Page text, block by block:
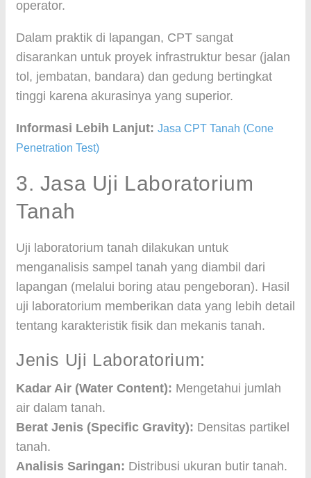
operator.
Dalam praktik di lapangan, CPT sangat
disarankan untuk proyek infrastruktur besar (jalan
tol, jembatan, bandara) dan gedung bertingkat
tinggi karena akurasinya yang superior.
Informasi Lebih Lanjut: Jasa CPT Tanah (Cone
Penetration Test)
3. Jasa Uji Laboratorium
Tanah
Uji laboratorium tanah dilakukan untuk
menganalisis sampel tanah yang diambil dari
lapangan (melalui boring atau pengeboran). Hasil
uji laboratorium memberikan data yang lebih detail
tentang karakteristik fisik dan mekanis tanah.
Jenis Uji Laboratorium:
Kadar Air (Water Content): Mengetahui jumlah
air dalam tanah.
Berat Jenis (Specific Gravity): Densitas partikel
tanah.
Analisis Saringan: Distribusi ukuran butir tanah.